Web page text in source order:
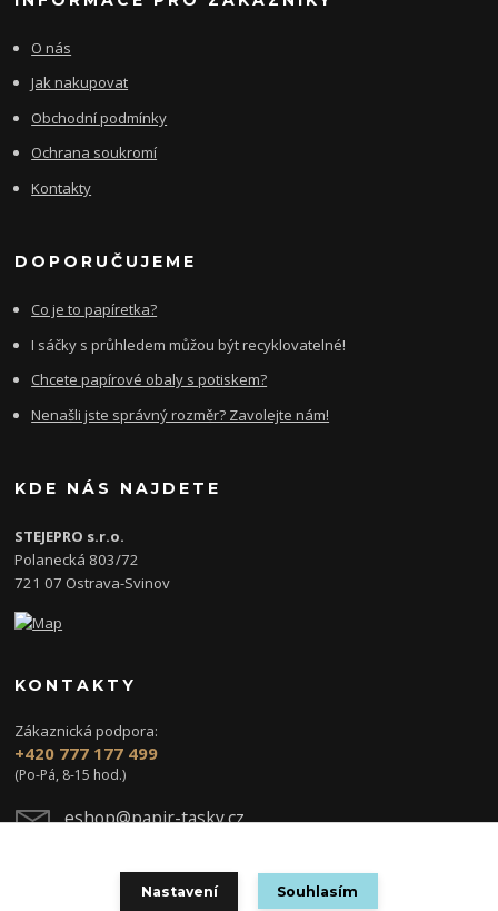
O nás
Jak nakupovat
Obchodní podmínky
Ochrana soukromí
Kontakty
DOPORUČUJEME
Co je to papíretka?
I sáčky s průhledem můžou být recyklovatelné!
Chcete papírové obaly s potiskem?
Nenašli jste správný rozměr? Zavolejte nám!
KDE NÁS NAJDETE
STEJEPRO s.r.o.
Polanecká 803/72
721 07 Ostrava-Svinov
KONTAKTY
Zákaznická podpora:
+420 777 177 499
(Po-Pá, 8-15 hod.)
eshop@papir-tasky.cz
Nastavení Souhlasím